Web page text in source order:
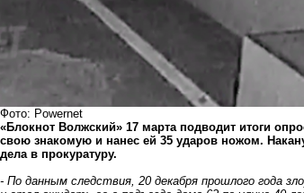
Фото: Powernet
«Блокнот Волжский» 17 марта подводит итоги
свою знакомую и нанес ей 35 ударов ножом.
дела в прокуратуру.
- По данным следствия, 20 декабря прошлого года